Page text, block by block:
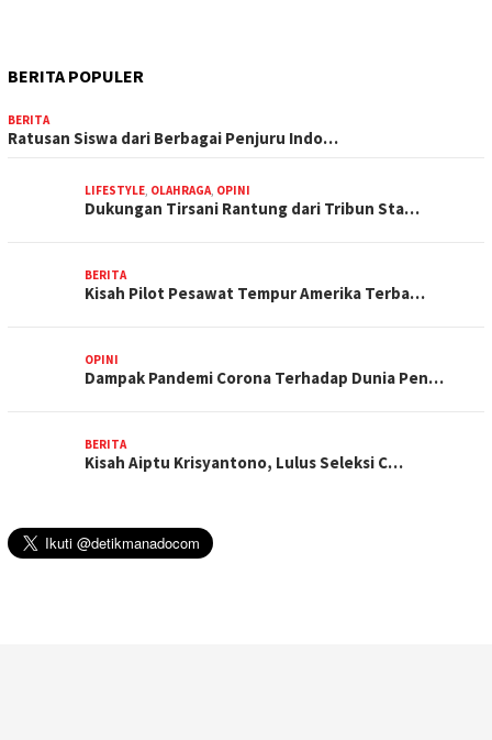
BERITA POPULER
BERITA
Ratusan Siswa dari Berbagai Penjuru Indo…
LIFESTYLE, OLAHRAGA, OPINI
Dukungan Tirsani Rantung dari Tribun Sta…
BERITA
Kisah Pilot Pesawat Tempur Amerika Terba…
OPINI
Dampak Pandemi Corona Terhadap Dunia Pen…
BERITA
Kisah Aiptu Krisyantono, Lulus Seleksi C…